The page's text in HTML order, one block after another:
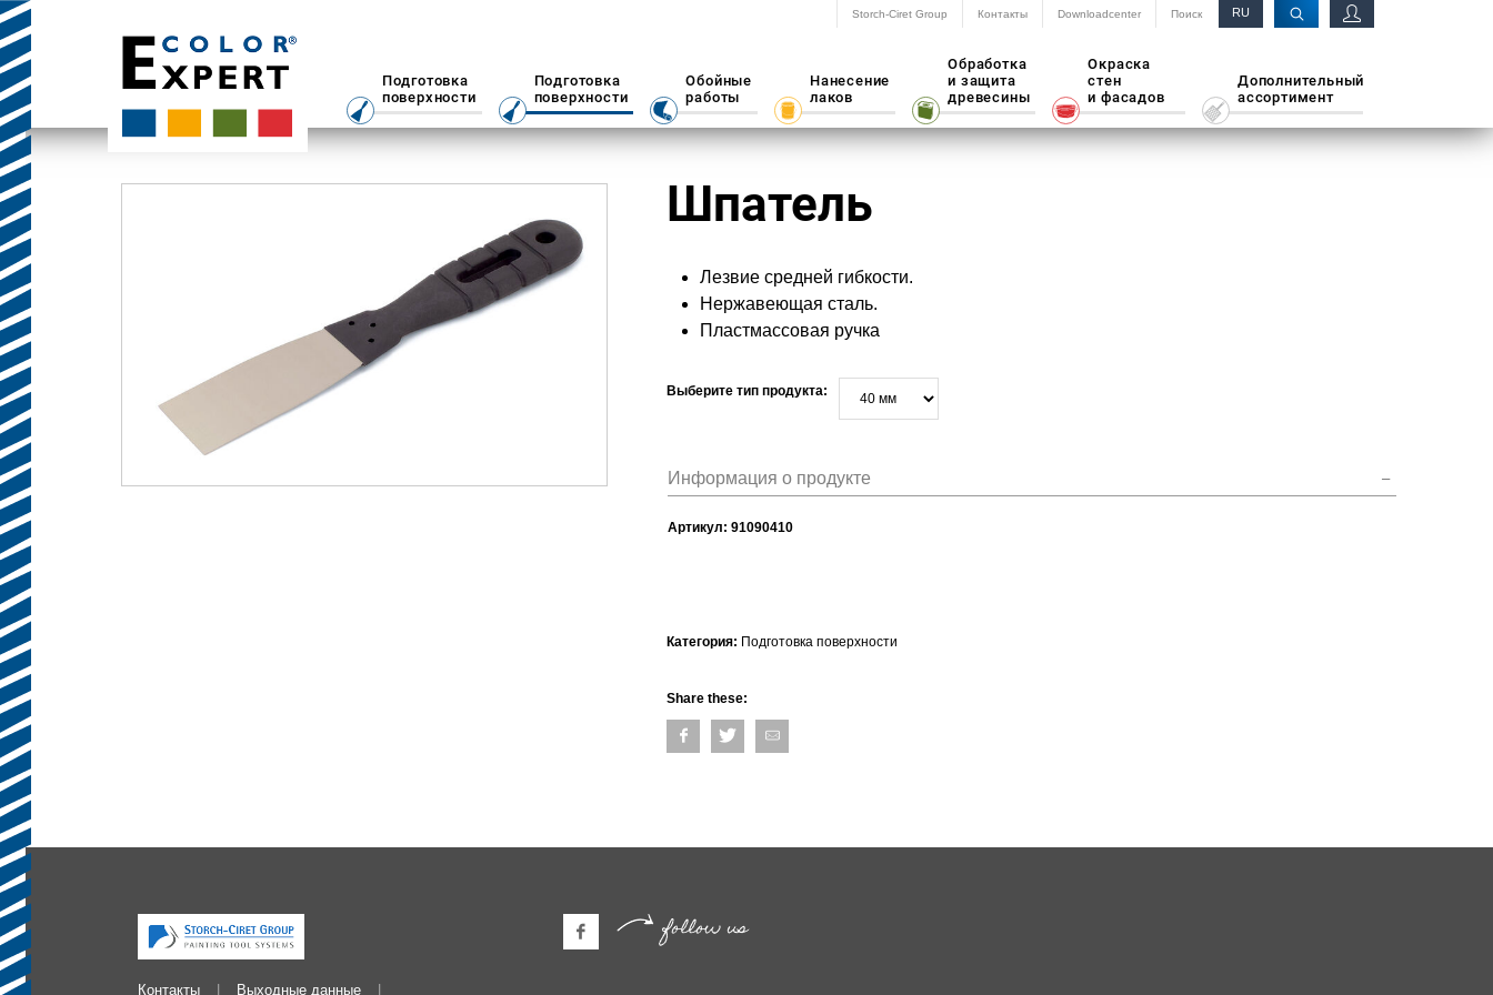
Storch-Ciret Group Контакты Downloadcenter Поиск RU
Подготовка
поверхности
Подготовка
поверхности
Обойные
работы
Нанесение
лаков
Обработка
и защита
древесины
Окраска
стен
и фасадов
Дополнительный
ассортимент
Шпатель
Лезвие средней гибкости.
Нержавеющая сталь.
Пластмассовая ручка
Выберите тип продукта:
Информация о продукте
Артикул:91090410
Категория: Подготовка поверхности
Share these:
Контакты Выходные данные
follow us